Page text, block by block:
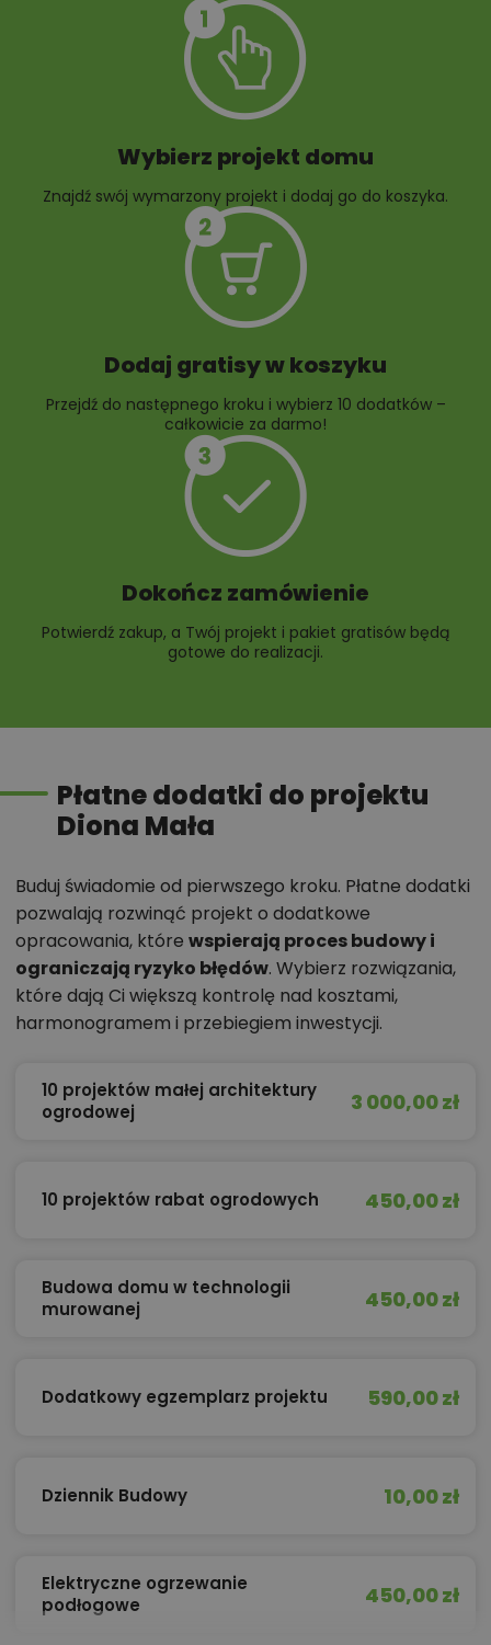
10 projektów małej
10 projektów rabat
Wybierz projekt domu
Znajdź swój wymarzony projekt i dodaj go do koszyka.
Dodaj gratisy w koszyku
Przejdź do następnego kroku i wybierz 10 dodatków –
całkowicie za darmo!
Dokończ zamówienie
Potwierdź zakup, a Twój projekt i pakiet gratisów będą
gotowe do realizacji.
Płatne dodatki do projektu
Diona Mała
Buduj świadomie od pierwszego kroku. Płatne dodatki
pozwalają rozwinąć projekt o dodatkowe
opracowania, które wspierają proces budowy i
ograniczają ryzyko błędów. Wybierz rozwiązania,
które dają Ci większą kontrolę nad kosztami,
harmonogramem i przebiegiem inwestycji.
10 projektów małej architektury
ogrodowej
3 000,00 zł
10 projektów rabat ogrodowych 450,00 zł
Budowa domu w technologii
murowanej
450,00 zł
Dodatkowy egzemplarz projektu 590,00 zł
Dziennik Budowy 10,00 zł
Elektryczne ogrzewanie
podłogowe
450,00 zł